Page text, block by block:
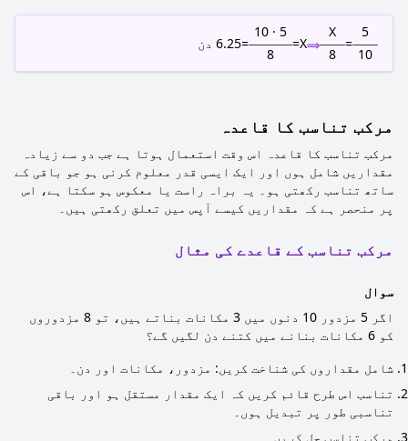
5
10
=
X
8
⟹
X
=
5 · 10
8
=
6.25 دن
مرکب تناسب کا قاعدہ
مرکب تناسب کا قاعدہ اس وقت استعمال ہوتا ہے جب دو سے زیادہ
مقداریں شامل ہوں اور ایک ایسی قدر معلوم کرنی ہو جو باقی کے
ساتھ تناسب رکھتی ہو۔ یہ براہ راست یا معکوس ہو سکتا ہے، اس
پر منحصر ہے کہ مقداریں کیسے آپس میں تعلق رکھتی ہیں۔
مرکب تناسب کے قاعدے کی مثال
سوال
اگر 5 مزدور 10 دنوں میں 3 مکانات بناتے ہیں، تو 8 مزدوروں
کو 6 مکانات بنانے میں کتنے دن لگیں گے؟
شامل مقداروں کی شناخت کریں: مزدور، مکانات اور دن۔
تناسب اس طرح قائم کریں کہ ایک مقدار مستقل ہو اور باقی
تناسبی طور پر تبدیل ہوں۔
مرکب تناسب حل کریں۔